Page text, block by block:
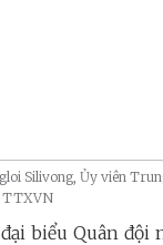
Silivong, Ủy viên
TTXVN
biểu Quân đội